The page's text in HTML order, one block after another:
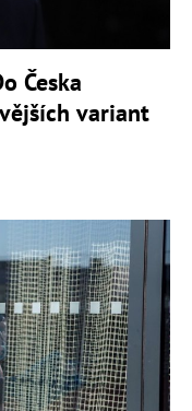
Česka
variant